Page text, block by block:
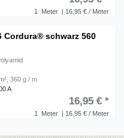
1 Meter | 16,95 € / Meter
Cordura® schwarz 560
360 g / m
A
1 Meter | 16,95 € / Meter
16,95 € *